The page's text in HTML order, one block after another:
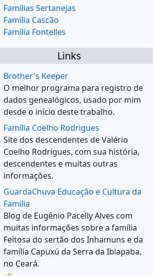
Famílias Sertanejas
Família Cascão
Família Fontelles
Links
Brother's Keeper
O melhor programa para registro de
dados genealógicos, usado por mim
desde o início deste trabalho.
Família Coelho Rodrigues
Site dos descendentes de Valério
Coelho Rodrigues, com sua história,
descendentes e muitas outras
informações.
GuardaChuva Educação e Cultura da
Família
Blog de Eugênio Pacelly Alves com
muitas informações sobre a família
Feitosa do sertão dos Inhamuns e da
família Capuxú da Serra da Ibiapaba,
no Ceará.